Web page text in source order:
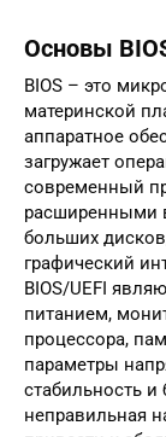
Основы
BIOS – это
материнской
аппаратное
загружает
современный
расширенными
больших
графический
BIOS/UEFI
питанием,
процессора,
параметры
стабильность
неправильная